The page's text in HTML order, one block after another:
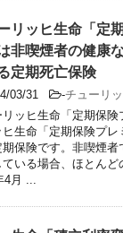
リッヒ生命「定
非喫煙者の健康
定期死亡保険
03/31 -チューリ
ッヒ生命「定期保険
ヒ生命「定期保険プ
保険です。非喫煙者
いる場合、ほとんど
月 ...